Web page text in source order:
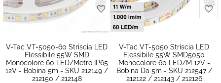
V-Tac VT-5050-60 Striscia LED
Flessibile 55W SMD
Monocolore 60 LED/metro IP65
12V - Bobina 5m - SKU 212149 /
212150 / 212148
V-Tac VT-5050 Striscia LED
Flessibile 55W SMD5050
Monocolore 60 LED/m 12V -
Bobina Da 5m - SKU 212547 /
212122 / 212143 / 212126